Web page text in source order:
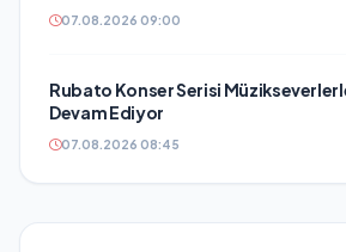
07.08.2026 09:00
Rubato Konser Serisi
Devam Ediyor
07.08.2026 08:45